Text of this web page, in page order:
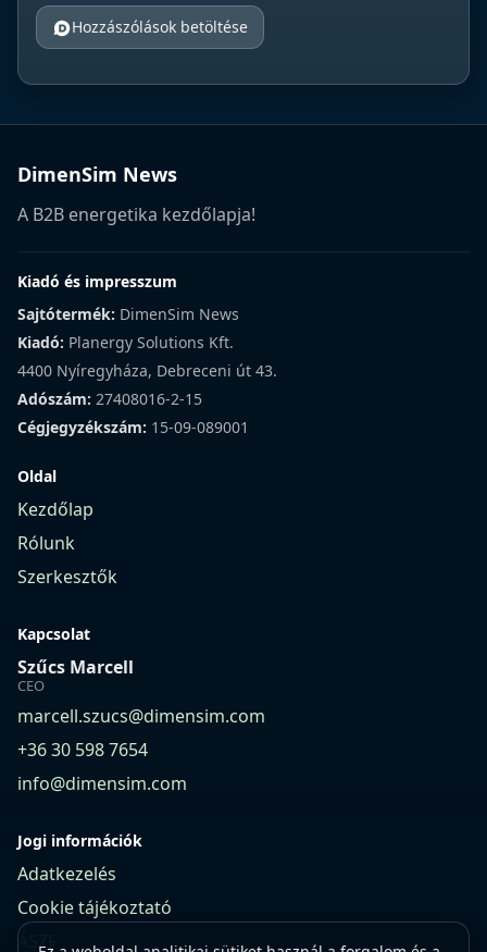
Hozzászólások betöltése
DimenSim News
A B2B energetika kezdőlapja!
Kiadó és impresszum
Sajtótermék: DimenSim News
Kiadó: Planergy Solutions Kft.
4400 Nyíregyháza, Debreceni út 43.
Adószám: 27408016-2-15
Cégjegyzékszám: 15-09-089001
Oldal
Kezdőlap
Rólunk
Szerkesztők
Kapcsolat
Szűcs Marcell
CEO
marcell.szucs@dimensim.com
+36 30 598 7654
info@dimensim.com
Jogi információk
Adatkezelés
Cookie tájékoztató
ÁSZF